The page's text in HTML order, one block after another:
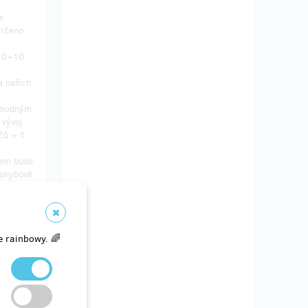
rainbowy. 🌈
našich
+ 5
bude
a